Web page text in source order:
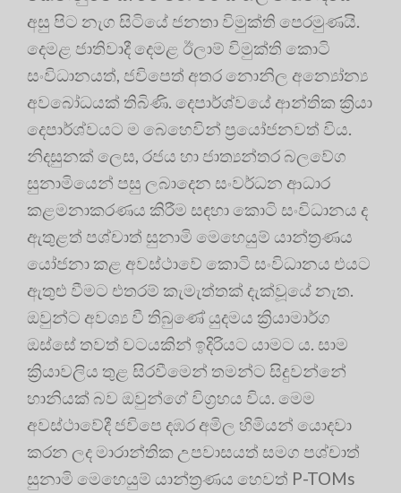
අසු පිට නැග සිටියේ ජනතා විමුක්ති පෙරමුණයි.
දෙමළ ජාතිවාදී දෙමළ ඊලාම් විමුක්ති කොටි
සංවිධානයත්, ජවිපෙත් අතර නොනිල අන්‍යෝන්‍ය
අවබෝධයක් තිබිණි. දෙපාර්ශ්වයේ ආන්තික ක්‍රියා
දෙපාර්ශ්වයට ම බෙහෙවින් ප්‍රයෝජනවත් විය.
නිදසුනක් ලෙස, රජය හා ජාත්‍යන්තර බලවේග
සුනාමියෙන් පසු ලබාදෙන සංවර්ධන ආධාර
කළමනාකරණය කිරීම සඳහා කොටි සංවිධානය ද
ඇතුළත් පශ්චාත් සුනාමි මෙහෙයුම් යාන්ත්‍රණය
යෝජනා කළ අවස්ථාවේ කොටි සංවිධානය එයට
ඇතුළු වීමට එතරම් කැමැත්තක් දැක්වූයේ නැත.
ඔවුන්ට අවශ්‍ය වී තිබුණේ යුදමය ක්‍රියාමාර්ග
ඔස්සේ තවත් වටයකින් ඉදිරියට යාමට ය. සාම
ක්‍රියාවලිය තුළ සිරවීමෙන් තමන්ට සිදුවන්නේ
හානියක් බව ඔවුන්ගේ විග්‍රහය විය. මෙම
අවස්ථාවේදී ජවිපෙ දඹර අමිල හිමියන් යොදවා
කරන ලද මාරාන්තික උපවාසයත් සමග පශ්චාත්
සුනාමි මෙහෙයුම් යාන්ත්‍රණය හෙවත් P-TOMs